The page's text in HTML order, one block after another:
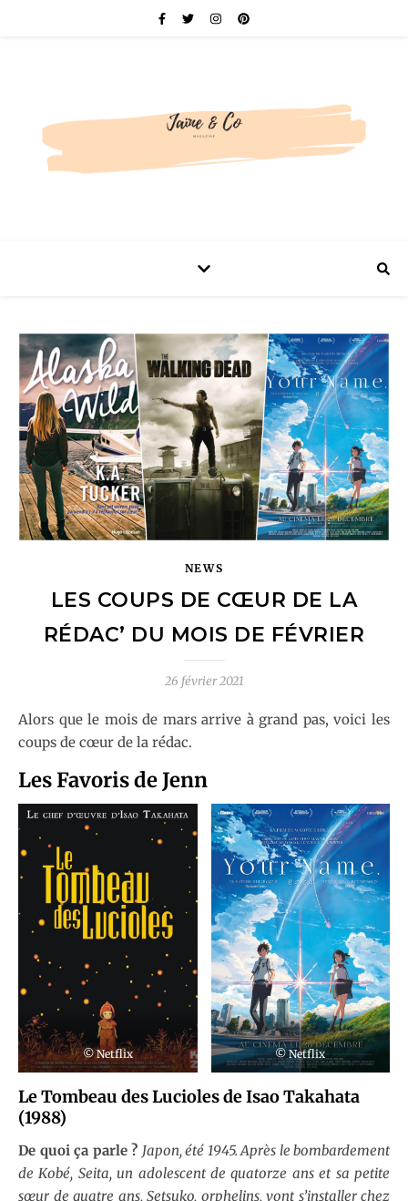
NEWS
LES COUPS DE CŒUR DE LA
RÉDAC’ DU MOIS DE FÉVRIER
26 février 2021
Alors que le mois de mars arrive à grand pas, voici les
coups de cœur de la rédac.
Les Favoris de Jenn
© Netflix © Netflix
Le Tombeau des Lucioles de Isao Takahata
(1988)
De quoi ça parle ? Japon, été 1945. Après le bombardement
de Kobé, Seita, un adolescent de quatorze ans et sa petite
sœur de quatre ans, Setsuko, orphelins, vont s’installer chez